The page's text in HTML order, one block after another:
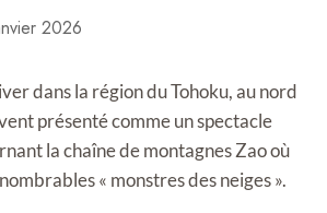
2026
dans la région du Tohoku, au nord
présenté comme un spectacle
la chaîne de montagnes Zao où
« monstres des neiges ».